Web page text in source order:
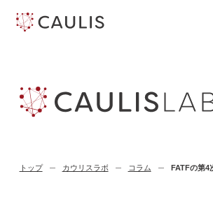
トップ カウリスラボ コラム